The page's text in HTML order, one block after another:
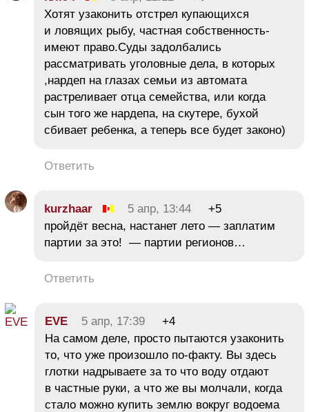
Хотят узаконить отстрел купающихся
и ловящих рыбу, частная собственность-
имеют право.Суды задолбались
рассматривать уголовные дела, в которых
,нардеп на глазах семьи из автомата
растреливает отца семейства, или когда
сын того же нардепа, на скутере, бухой
сбивает ребенка, а теперь все будет законо)
Ответить
kurzhaar 5 апр, 13:44
+5
пройдёт весна, настанет лето — заплатим
партии за это! — партии регионов…
Ответить
EVE 5 апр, 17:39
+4
На самом деле, просто пытаются узаконить
то, что уже произошло по-факту. Вы здесь
глотки надрываете за то что воду отдают
в частные руки, а что же вы молчали, когда
стало можно купить землю вокруг водоема